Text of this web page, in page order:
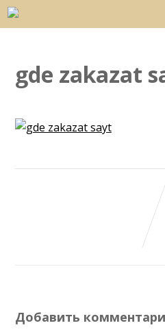
gde zakazat
Добавить